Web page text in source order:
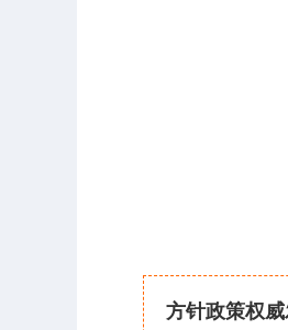
方针政策权